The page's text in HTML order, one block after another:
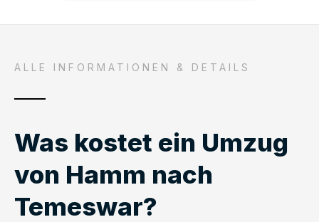
ALLE INFORMATIONEN & DETAILS
Was kostet ein Umzug
von Hamm nach
Temeswar?